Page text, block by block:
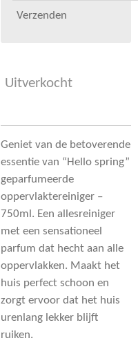
Verzenden
Uitverkocht
Geniet van de betoverende
essentie van “Hello spring”
geparfumeerde
oppervlaktereiniger –
750ml. Een allesreiniger
met een sensationeel
parfum dat hecht aan alle
oppervlakken. Maakt het
huis perfect schoon en
zorgt ervoor dat het huis
urenlang lekker blijft
ruiken.